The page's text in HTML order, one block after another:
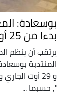
بوسعادة:
بدءا من 25 أوت
يرتقب أن ينظم
و 29 أوت
", حسبما ...